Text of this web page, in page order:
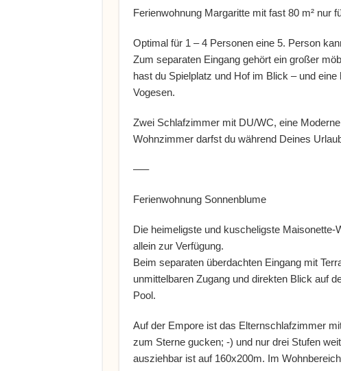
Ferienwohnung Margaritte mit fast 80 m² nur
Optimal für 1 – 4 Personen eine 5. Person
Zum separaten Eingang gehört ein großer
hast du Spielplatz und Hof im Blick – und
Vogesen.
Zwei Schlafzimmer mit DU/WC, eine
Wohnzimmer darfst du während Deines
—–
Ferienwohnung Sonnenblume
Die heimeligste und kuscheligste Maisonette-
allein zur Verfügung.
Beim separaten überdachten Eingang mit
unmittelbaren Zugang und direkten Blick auf
Pool.
Auf der Empore ist das Elternschlafzimmer
zum Sterne gucken; -) und nur drei Stufen
ausziehbar ist auf 160x200m. Im